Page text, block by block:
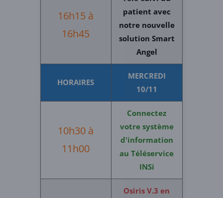
16h15 à
16h45
patient avec
notre nouvelle
solution Smart
Angel
HORAIRES
MERCREDI
10/11
10h30 à
11h00
Connectez
votre système
d'information
au Téléservice
INSi
Osiris V.3 en